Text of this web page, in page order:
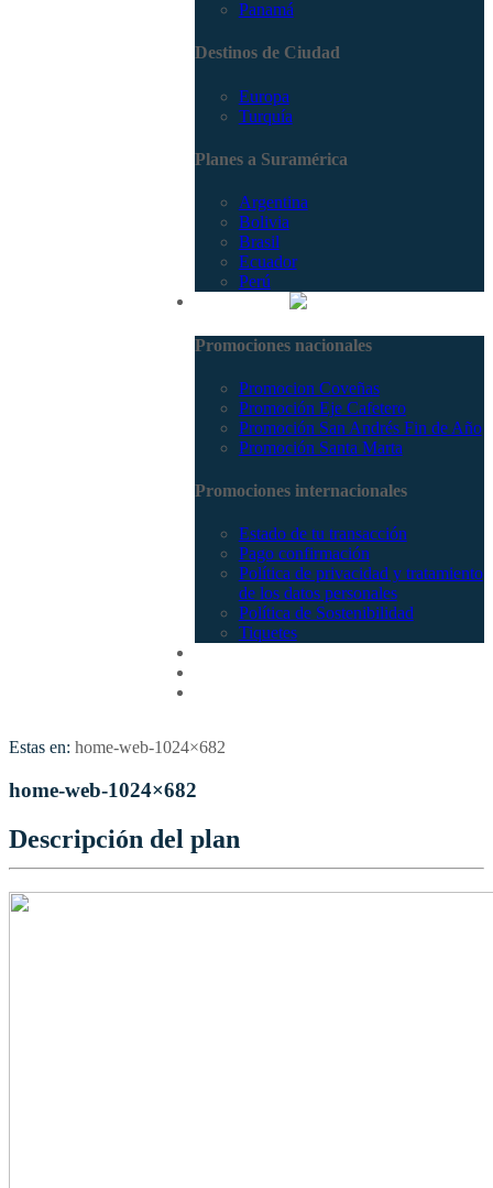
Panamá
Destinos de Ciudad
Europa
Turquía
Planes a Suramérica
Argentina
Bolivia
Brasil
Ecuador
Perú
Promociones nacionales
Promocion Coveñas
Promoción Eje Cafetero
Promoción San Andrés Fin de Año
Promoción Santa Marta
Promociones internacionales
Estado de tu transacción
Pago confirmación
Política de privacidad y tratamiento
de los datos personales
Política de Sostenibilidad
Tiquetes
Estas en: home-web-1024×682
home-web-1024×682
Descripción del plan